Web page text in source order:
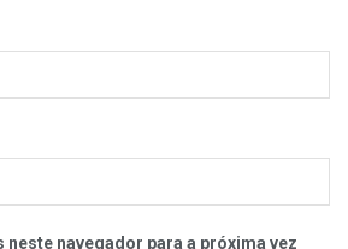
neste navegador para a próxima vez